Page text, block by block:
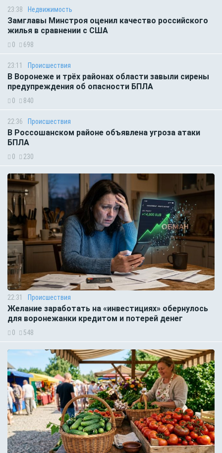
23:38 Недвижимость
Замглавы Минстроя оценил качество российского
жилья в сравнении с США
0 698
23:11 Происшествия
В Воронеже и трёх районах области завыли сирены
предупреждения об опасности БПЛА
0 840
22:36 Происшествия
В Россошанском районе объявлена угроза атаки
БПЛА
0 230
22:31 Происшествия
Желание заработать на «инвестициях» обернулось
для воронежанки кредитом и потерей денег
0 548